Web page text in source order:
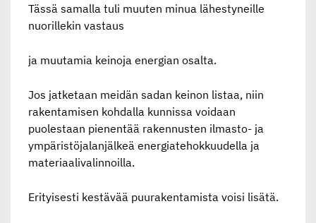
Tässä samalla tuli muuten minua lähestyneille
nuorillekin vastaus
ja muutamia keinoja energian osalta.
Jos jatketaan meidän sadan keinon listaa, niin
rakentamisen kohdalla kunnissa voidaan
puolestaan pienentää rakennusten ilmasto- ja
ympäristöjalanjälkeä energiatehokkuudella ja
materiaalivalinnoilla.
Erityisesti kestävää puurakentamista voisi lisätä.